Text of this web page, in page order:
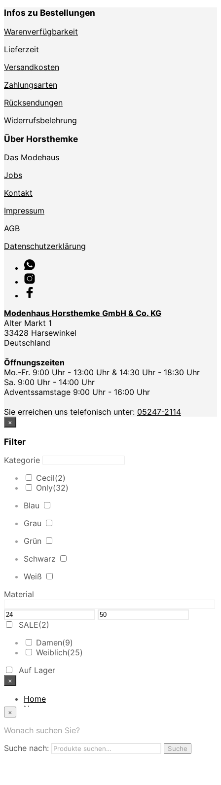
Infos zu Bestellungen
Warenverfügbarkeit
Lieferzeit
Versandkosten
Zahlungsarten
Rücksendungen
Widerrufsbelehrung
Über Horsthemke
Das Modehaus
Jobs
Kontakt
Impressum
AGB
Datenschutzerklärung
Modenhaus Horsthemke GmbH & Co. KG
Alter Markt 1
33428 Harsewinkel
Deutschland
Öffnungszeiten
Mo.-Fr. 9:00 Uhr - 13:00 Uhr & 14:30 Uhr - 18:30 Uhr
Sa. 9:00 Uhr - 14:00 Uhr
Adventssamstage 9:00 Uhr - 16:00 Uhr
Sie erreichen uns telefonisch unter: 05247-2114
×
Filter
Kategorie
Cecil(2)
Only(32)
Blau
Grau
Grün
Schwarz
Weiß
Material
SALE(2)
Damen(9)
Weiblich(25)
Auf Lager
×
Home
News
App
Nutzungbedingungen
×
Wonach suchen Sie?
Suche nach:
Suche